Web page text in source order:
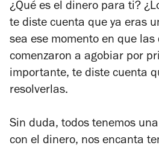
¿Qué es el dinero para ti?
te diste cuenta que ya eras
sea ese momento en que las
comenzaron a agobiar por
importante, te diste cuenta
resolverlas.
Sin duda, todos tenemos
con el dinero, nos encanta